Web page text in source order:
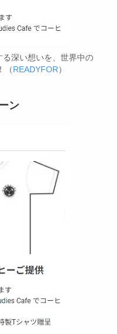
深い想いを、世界中の
（READYFOR）
ン